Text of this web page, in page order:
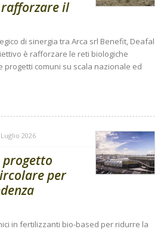
rafforzare il
di sinergia tra Arca srl Benefit, Deafal
è rafforzare le reti biologiche
progetti comuni su scala nazionale ed
2026
per
in fertilizzanti bio-based per ridurre la